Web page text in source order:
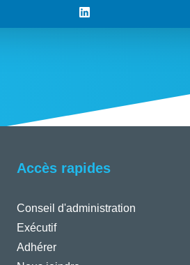
Accès rapides
Conseil d'administration
Exécutif
Adhérer